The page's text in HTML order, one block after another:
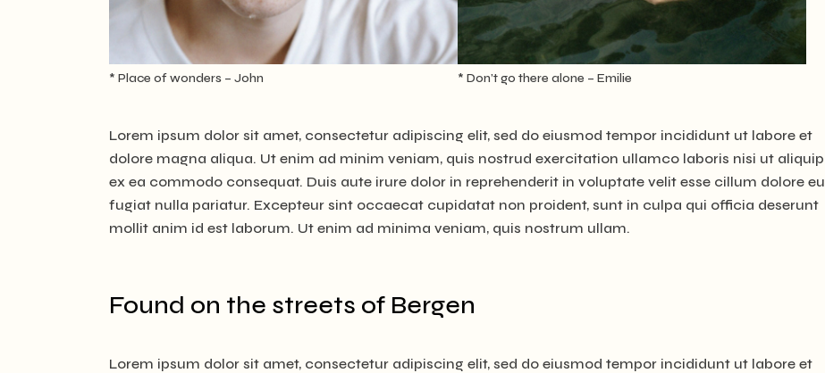
* Place of wonders – John * Don’t go there alone – Emilie
Lorem ipsum dolor sit amet, consectetur adipiscing elit, sed do eiusmod tempor incididunt ut labore et
dolore magna aliqua. Ut enim ad minim veniam, quis nostrud exercitation ullamco laboris nisi ut aliquip
ex ea commodo consequat. Duis aute irure dolor in reprehenderit in voluptate velit esse cillum dolore eu
fugiat nulla pariatur. Excepteur sint occaecat cupidatat non proident, sunt in culpa qui officia deserunt
mollit anim id est laborum. Ut enim ad minima veniam, quis nostrum ullam.
Found on the streets of Bergen
Lorem ipsum dolor sit amet, consectetur adipiscing elit, sed do eiusmod tempor incididunt ut labore et